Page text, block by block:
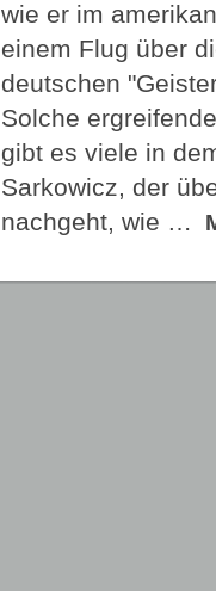
wie er im
einem Flug über
deutschen
Solche
gibt es viele in
Sarkowicz, der
nachgeht, wie …